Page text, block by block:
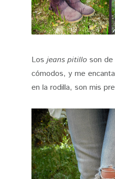
Losjeans pitillo son de
cómodos, y me
en la rodilla, son mis